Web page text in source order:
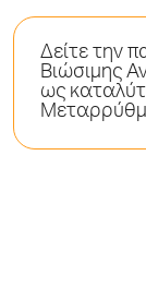
Δείτε την
Βιώσιμης
ως